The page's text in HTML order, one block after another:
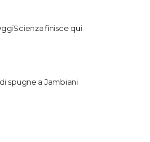
finisce qui
spugne a Jambiani